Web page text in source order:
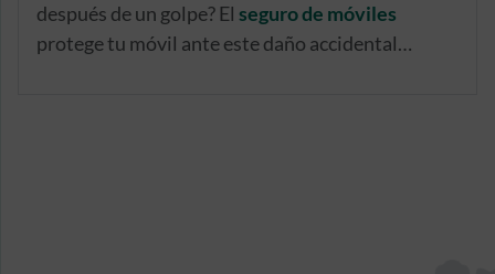
después de un golpe? El seguro de móviles
protege tu móvil ante este daño accidental